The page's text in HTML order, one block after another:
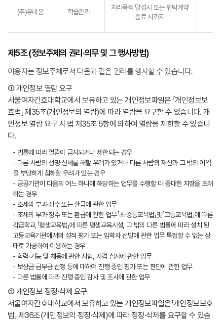
(주)유비온 학습관리
처리목적 달성시 또는 위탁게약
종료 시까지
제5조 (정보주체의 권리·의무 및 그 행사방법)
이용자는 정보주체로서 다음과 같은 권리를 행사할 수 있습니다.
① 개인정보 열람 요구
서울여자간호대학교에서 보유하고 있는 개인정보파일은 「개인정보보
호법」 제35조(개인정보의 열람)에 따라 열람을 요구할 수 있습니다. 개
인정보 열람 요구 시 법 제35조 5항에 의하여 열람을 제한할 수 있습니
다.
- 법률에 따라 열람이 금지되거나 제한되는 경우
- 다른 사람의 생명·신체를 해할 우려가 있거나 다른 사람의 재산과 그 밖의 이익
을 부당하게 침해할 우려가 있는 경우
- 공공기관이 다음의 어느 하나에 해당하는 업무를 수행할 때 중대한 지장을 초래
하는 경우
- 조세의 부과·징수 또는 환급에 관한 업무
- 조세의 부과·징수 또는 환급에 관한 업무「초·중등교육법」및「고등교육법」에 따른
각급학교,「평생교육법」에 따른 평생교육시설, 그 밖의 다른 법률에 따라 설치 된
고등교육기관에서의 성적 평가 또는 입학자 선발에 관한 업무 특정할 수 없는 상
태로 가공하여 이용하는 경우
- 학력·기능 및 채용에 관한 시험, 자격 심사에 관한 업무
- 보상금·급부금 산정 등에 대하여 진행 중인 평가 또는 판단에 관한 업무
- 다른 법률에 따라 진행 중인 감사 및 조사에 관한 업무
② 개인정보 정정·삭제 요구
서울여자간호대학교에서 보유하고 있는 개인정보파일은「개인정보보호
법」 제36조(개인정보의 정정·삭제)에 따라 정정·삭제를 요구할 수 있습